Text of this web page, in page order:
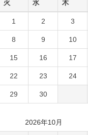
火 水 木
1 2 3
8 9 10
15 16 17
22 23 24
29 30
2026年10月